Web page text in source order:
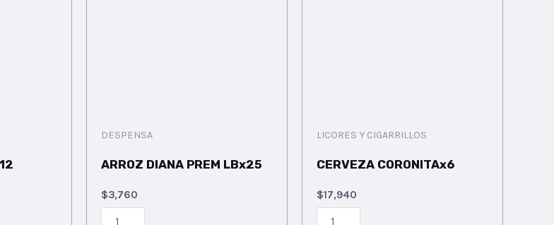
DESPENSA
ARROZ DIANA PREM LBx25
$3,760
LICORES Y CIGARRILLOS
CERVEZA CORONITAx6
$17,940